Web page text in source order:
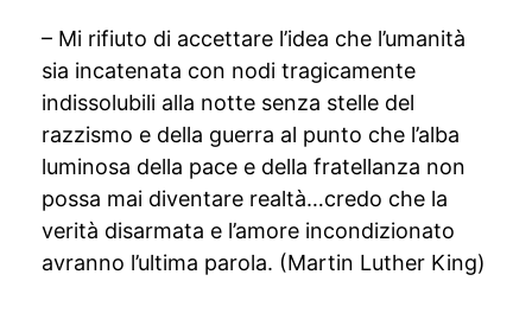
– Mi rifiuto di accettare l’idea che l’umanità
sia incatenata con nodi tragicamente
indissolubili alla notte senza stelle del
razzismo e della guerra al punto che l’alba
luminosa della pace e della fratellanza non
possa mai diventare realtà…credo che la
verità disarmata e l’amore incondizionato
avranno l’ultima parola. (Martin Luther King)